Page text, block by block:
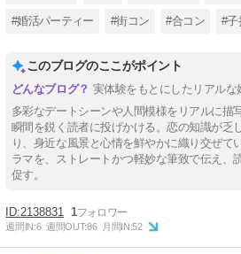
#婚活パーティー #街コン #合コン #子
このブログのここがポイント
実体験をもとにしたリアルな
多彩なデートシーンや人間模様をリアルに描
瞬間を鋭く読者に投げかける。恋の知識が乏
り、身近な風景と心情を鮮やかに織り交ぜて
ラマを、ストレートかつ軽妙な筆致で伝え、
促す。
2138831 1
週間IN:6 週間OUT:86 月間IN:52